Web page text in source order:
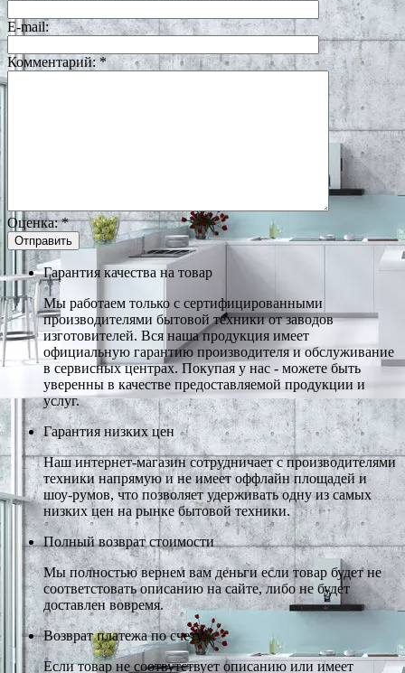
E-mail:
Комментарий:*
Оценка:*
Гарантия качества на товар
Мы работаем только с сертифицированными
производителями бытовой техники от заводов
изготовителей. Вся наша продукция имеет
официальную гарантию производителя и обслуживание
в сервисных центрах. Покупая у нас - можете быть
уверенны в качестве предоставляемой продукции и
услуг.
Гарантия низких цен
Наш интернет-магазин сотрудничает с производителями
техники напрямую и не имеет оффлайн площадей и
шоу-румов, что позволяет удерживать одну из самых
низких цен на рынке бытовой техники.
Полный возврат стоимости
Мы полностью вернем вам деньги если товар будет не
соответстовать описанию на сайте, либо не будет
доставлен вовремя.
Возврат платежа по счету
Если товар не соотвутствует описанию или имеет